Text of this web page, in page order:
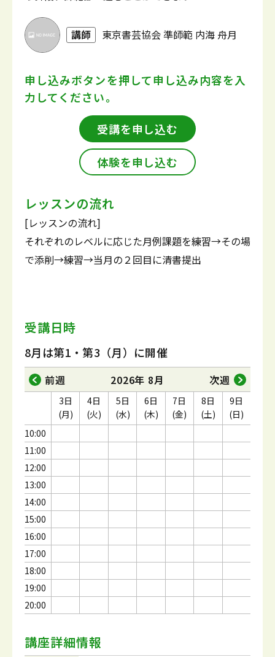
講師 東京書芸協会 準師範 内海 舟月
申し込みボタンを押して申し込み内容を入
力してください。
受講を申し込む
体験を申し込む
レッスンの流れ
[レッスンの流れ]
それぞれのレベルに応じた月例課題を練習→その場
で添削→練習→当月の２回目に清書提出
受講日時
8月は第1・第3（月）に開催
前週 2026年 8月 次週
10:00
11:00
12:00
13:00
14:00
15:00
16:00
17:00
18:00
19:00
20:00
3日
(月)
4日
(火)
5日
(水)
6日
(木)
7日
(金)
8日
(土)
9日
(日)
講座詳細情報